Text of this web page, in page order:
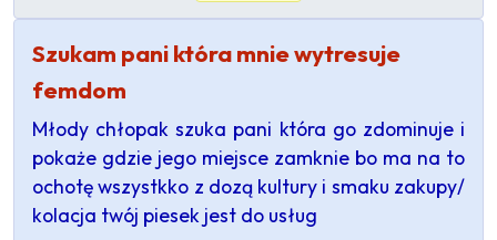
Szukam pani która mnie wytresuje
femdom
Młody chłopak szuka pani która go zdominuje i
pokaże gdzie jego miejsce zamknie bo ma na to
ochotę wszystkko z dozą kultury i smaku zakupy/
kolacja twój piesek jest do usług